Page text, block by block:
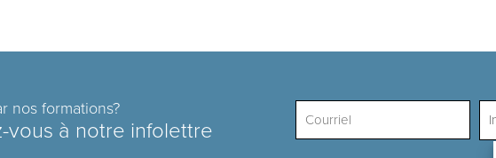
nos formations?
vous à notre infolettre